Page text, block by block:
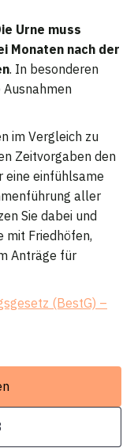
Urne muss
Monaten nach der
. In besonderen
im Vergleich zu
Zeitvorgaben den
eine einfühlsame
aller
Sie dabei und
mit Friedhöfen,
Anträge für
(BestG) –